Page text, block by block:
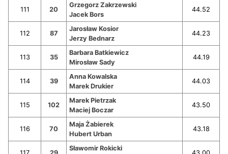
111 20
Grzegorz Zakrzewski
Jacek Bors
44.52
112 87
Jarosław Kosior
Jerzy Bednarz
44.23
113 35
Barbara Batkiewicz
Mirosław Sady
44.19
114 39
Anna Kowalska
Marek Drukier
44.03
115 102
Marek Pietrzak
Maciej Boczar
43.50
116 70
Maja Żabierek
Hubert Urban
43.18
117 29
Sławomir Rokicki
43.00